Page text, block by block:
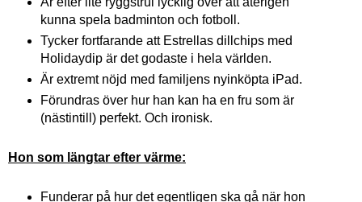
kunna spela badminton och fotboll.
Tycker fortfarande att Estrellas dillchips med
Holidaydip är det godaste i hela världen.
Är extremt nöjd med familjens nyinköpta iPad.
Förundras över hur han kan ha en fru som är
(nästintill) perfekt. Och ironisk.
Hon som längtar efter värme:
Funderar på hur det egentligen ska gå när hon